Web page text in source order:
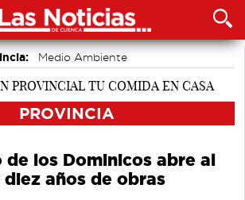
Medio Ambiente
PROVINCIA
de los Dominicos abre al
años de obras